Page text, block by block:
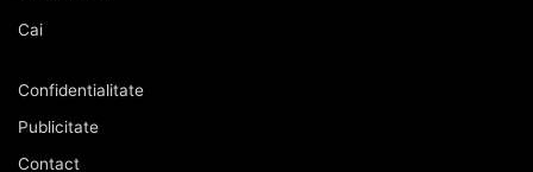
Cai
Confidentialitate
Publicitate
Contact